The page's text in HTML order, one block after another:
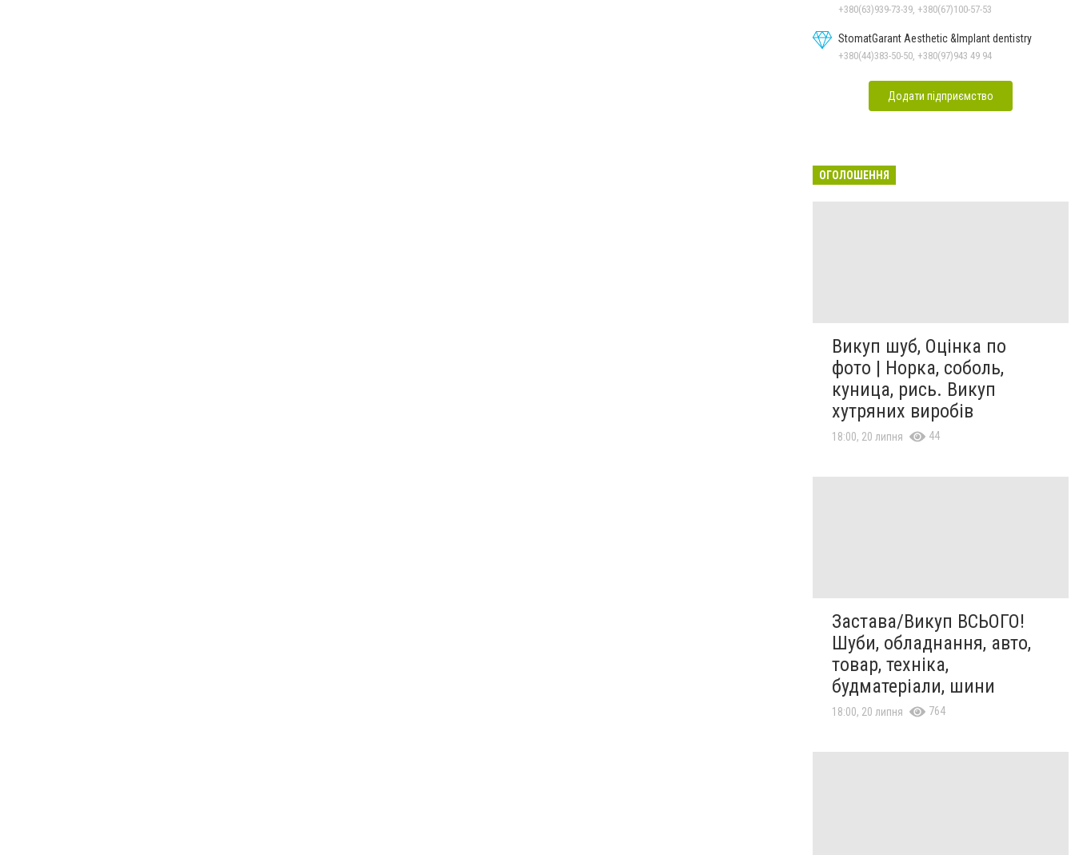
+380(63)939-73-39, +380(67)100-57-53
StomatGarant Aesthetic &Implant dentistry
+380(44)383-50-50, +380(97)943 49 94
Додати підприємство
ОГОЛОШЕННЯ
Викуп шуб, Оцінка по
фото | Норка, соболь,
куница, рись. Викуп
хутряних виробів
18:00, 20 липня 44
Застава/Викуп ВСЬОГО!
Шуби, обладнання, авто,
товар, техніка,
будматеріали, шини
18:00, 20 липня 764